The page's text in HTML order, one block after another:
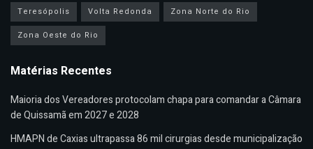
Teresópolis
Volta Redonda
Zona Norte do Rio
Zona Oeste do Rio
Matérias Recentes
Maioria dos Vereadores protocolam chapa para comandar a Câmara
de Quissamã em 2027 e 2028
HMAPN de Caxias ultrapassa 86 mil cirurgias desde municipalização